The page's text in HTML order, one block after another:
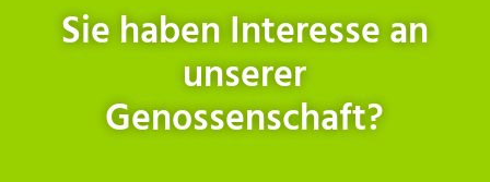
Sie haben Interesse an
unserer
Genossenschaft?